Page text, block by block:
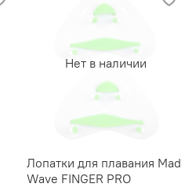
Нет в наличии
Лопатки для плавания Mad
Wave FINGER PRO